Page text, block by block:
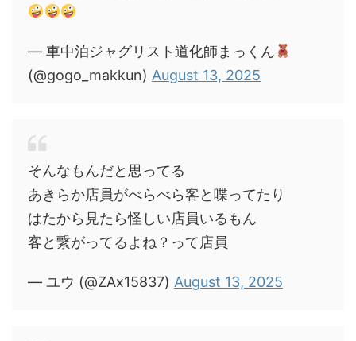
— 車中泊ジャグリスト道化師まっくん
(@gogo_makkun) August 13, 2025
そんなもんだと思ってる
あきらか店員がべらべら客と喋ってたり
はたから見たら怪しい店員いるもん
客と繋がってるよね？って店員
— ユウ (@ZAx15837) August 13, 2025